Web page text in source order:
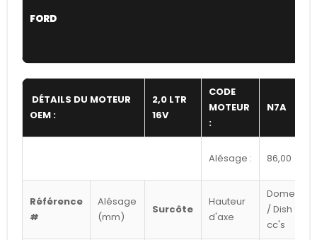
FORD
DÉTAILS DU MOTEUR
OEM :
2,0 LTR
16V
CODE
MOTEUR
:
N7A
Alésage : 86,00
Référence
#
Alésage
(mm)
Surcôte
Hauteur
d'axe
Dome
/ Dish
cc's